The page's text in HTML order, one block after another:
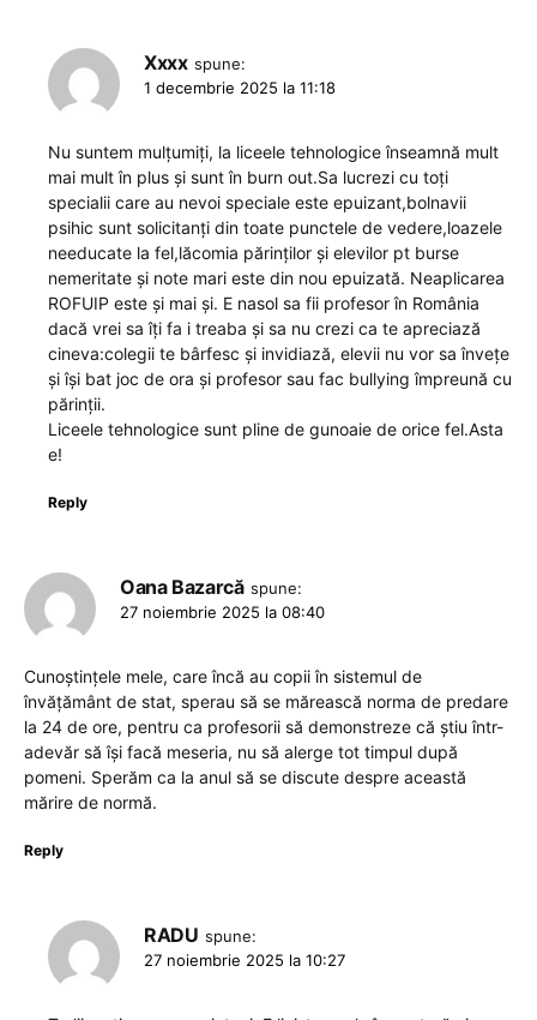
Xxxx spune:
1 decembrie 2025 la 11:18
Nu suntem mulțumiți, la liceele tehnologice înseamnă mult
mai mult în plus și sunt în burn out.Sa lucrezi cu toți
specialii care au nevoi speciale este epuizant,bolnavii
psihic sunt solicitanți din toate punctele de vedere,loazele
needucate la fel,lăcomia părinților și elevilor pt burse
nemeritate și note mari este din nou epuizată. Neaplicarea
ROFUIP este și mai și. E nasol sa fii profesor în România
dacă vrei sa îți fa i treaba și sa nu crezi ca te apreciază
cineva:colegii te bârfesc și invidiază, elevii nu vor sa învețe
și își bat joc de ora și profesor sau fac bullying împreună cu
părinții.
Liceele tehnologice sunt pline de gunoaie de orice fel.Asta
e!
Reply
Oana Bazarcă spune:
27 noiembrie 2025 la 08:40
Cunoștințele mele, care încă au copii în sistemul de
învățământ de stat, sperau să se mărească norma de predare
la 24 de ore, pentru ca profesorii să demonstreze că știu într-
adevăr să își facă meseria, nu să alerge tot timpul după
pomeni. Sperăm ca la anul să se discute despre această
mărire de normă.
Reply
RADU spune:
27 noiembrie 2025 la 10:27